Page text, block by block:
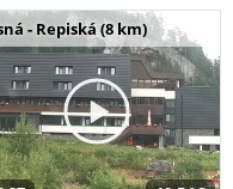
- Repiská (8 km)